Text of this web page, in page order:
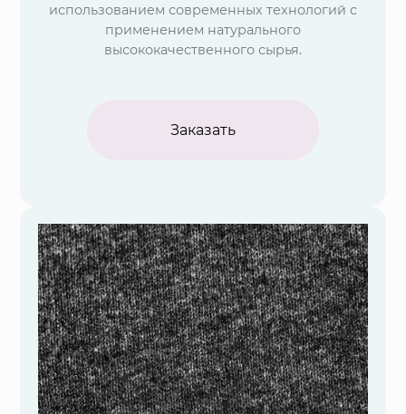
использованием современных технологий с
применением натурального
высококачественного сырья.
Заказать